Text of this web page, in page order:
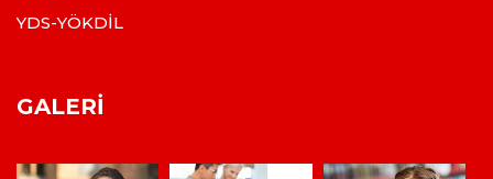
YDS-YÖKDİL
GALERI